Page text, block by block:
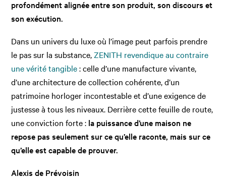
profondément alignée entre son produit, son discours et
son exécution.
Dans un univers du luxe où l’image peut parfois prendre
le pas sur la substance,ZENITH revendique au contraire
une vérité tangible: celle d’une manufacture vivante,
d’une architecture de collection cohérente, d’un
patrimoine horloger incontestable et d’une exigence de
justesse à tous les niveaux. Derrière cette feuille de route,
une conviction forte : la puissance d’une maison ne
repose pas seulement sur ce qu’elle raconte, mais sur ce
qu’elle est capable de prouver.
Alexis de Prévoisin